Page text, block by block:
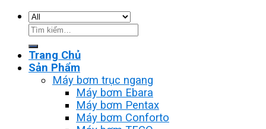
Tìm
Trang Chủ
Sản Phẩm
Máy bơm trục ngang
Máy bơm Ebara
Máy bơm Pentax
Máy bơm Conforto